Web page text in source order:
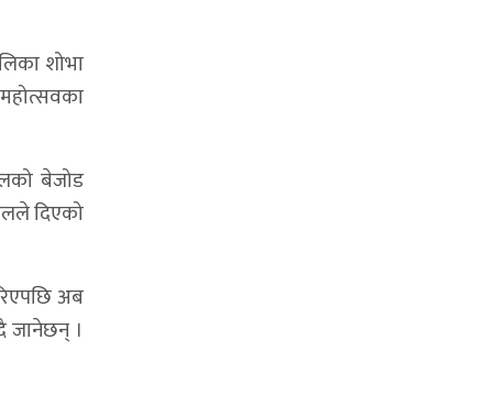
शोभा
बेजोड
दिएको
अब
जानेछन् ।